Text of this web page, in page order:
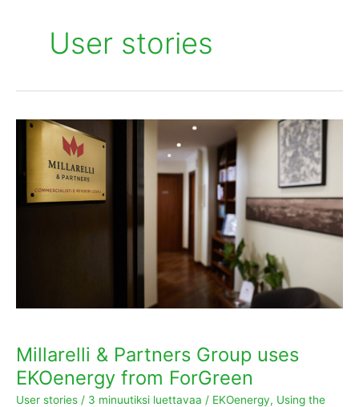
User stories
Millarelli & Partners Group uses
EKOenergy from ForGreen
User stories / 3 minuutiksi luettavaa / EKOenergy, Using the
Millarelli
Partners
Group